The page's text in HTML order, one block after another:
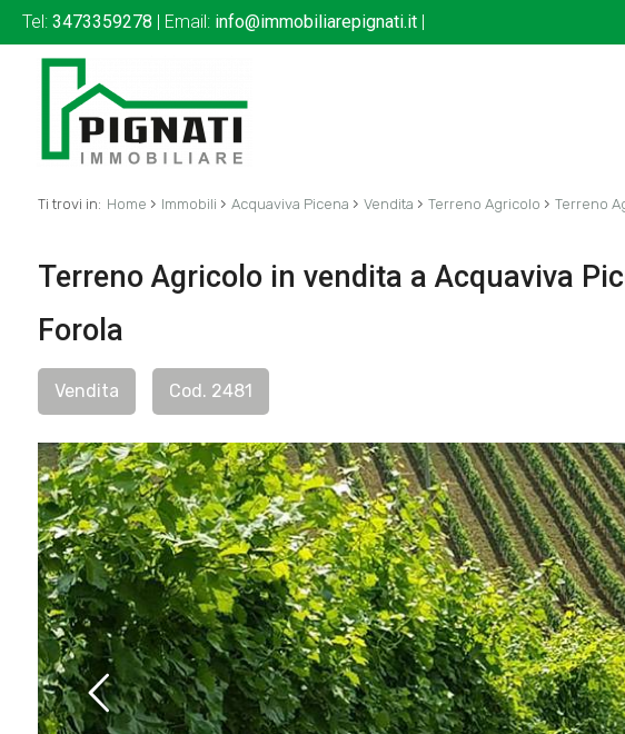
Tel: 3473359278 | Email: info@immobiliarepignati.it |
Ti trovi in: Home › Immobili › Acquaviva Picena › Vendita › Terreno Agricolo › Terreno
Terreno Agricolo in vendita a Acquaviva
Forola
Vendita Cod. 2481